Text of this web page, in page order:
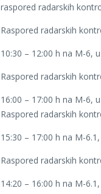
raspored radarskih
Raspored radarskih
10:30 – 12:00 h na M-6,
Raspored radarskih
16:00 – 17:00 h na M-6,
Raspored radarskih
15:30 – 17:00 h na M-
Raspored radarskih
14:20 – 16:00 h na M-